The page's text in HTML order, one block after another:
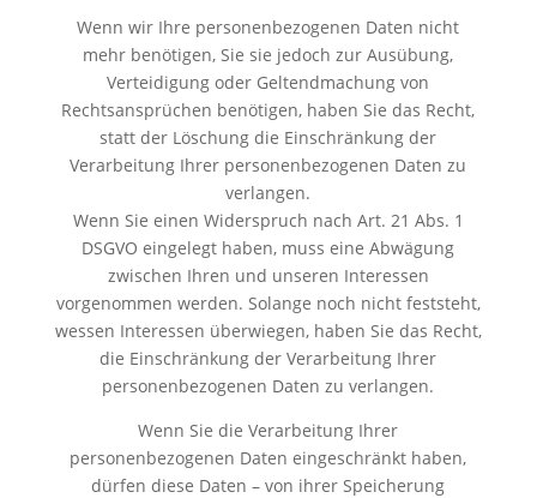
Wenn wir Ihre personenbezogenen Daten nicht
mehr benötigen, Sie sie jedoch zur Ausübung,
Verteidigung oder Geltendmachung von
Rechtsansprüchen benötigen, haben Sie das Recht,
statt der Löschung die Einschränkung der
Verarbeitung Ihrer personenbezogenen Daten zu
verlangen.
Wenn Sie einen Widerspruch nach Art. 21 Abs. 1
DSGVO eingelegt haben, muss eine Abwägung
zwischen Ihren und unseren Interessen
vorgenommen werden. Solange noch nicht feststeht,
wessen Interessen überwiegen, haben Sie das Recht,
die Einschränkung der Verarbeitung Ihrer
personenbezogenen Daten zu verlangen.
Wenn Sie die Verarbeitung Ihrer
personenbezogenen Daten eingeschränkt haben,
dürfen diese Daten – von ihrer Speicherung